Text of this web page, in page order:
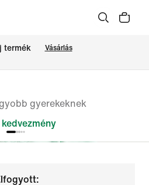
termék Vásárlás
gyerekeknek